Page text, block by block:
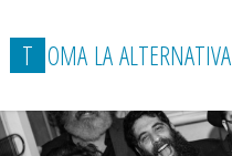
T OMA LAALTERNATIVA